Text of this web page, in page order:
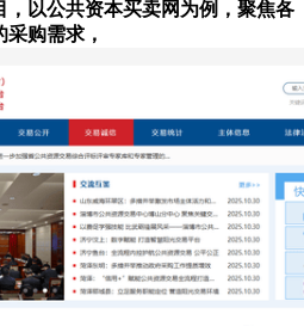
以公共资本买卖网为例，聚焦各
购需求，